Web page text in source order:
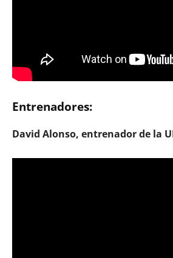
Entrenadores:
David Alonso, entrenador de la